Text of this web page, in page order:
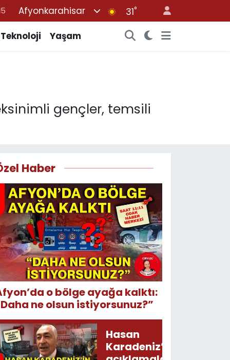
Afyonkarahisar 31°
Teknoloji Yaşam
gençler, temsili
Haber
o bölge ayağa kalktı:
ne olsun istiyorsunuz?”
Hasan
Karadeniz’in